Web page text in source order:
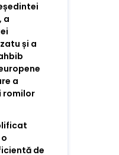
a
și a
a
romilor
de